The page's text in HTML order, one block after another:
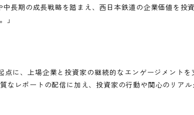
長期の成長戦略を踏まえ、西日本鉄道の企業価値を投
」
点に、上場企業と投資家の継続的なエンゲージメント
なレポートの配信に加え、投資家の行動や関心のリア